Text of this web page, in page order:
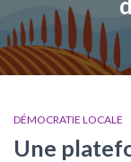
DÉMOCRATIE LOCALE
Une